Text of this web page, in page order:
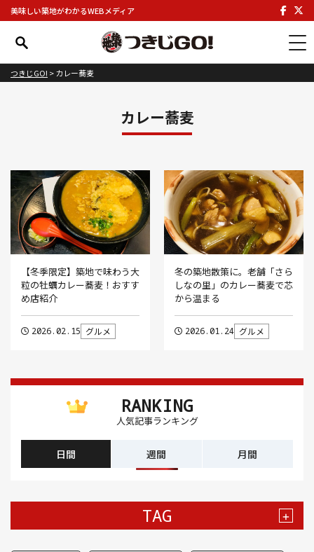
美味しい築地がわかるWEBメディア
つきじGO! >カレー蕎麦
カレー蕎麦
【冬季限定】築地で味わう大
粒の牡蠣カレー蕎麦！おすす
め店紹介
2026.02.15 グルメ
冬の築地散策に。老舗「さら
しなの里」のカレー蕎麦で芯
から温まる
2026.01.24 グルメ
RANKING
人気記事ランキング
日間 週間 月間
TAG +